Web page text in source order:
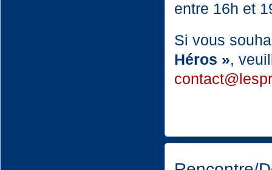
entre 16h et
Si vous
Héros »,